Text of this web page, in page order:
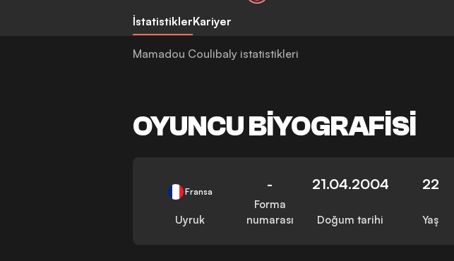
İstatistiklerKariyer
Mamadou Coulibaly istatistikleri
OYUNCU BIYOGRAFISI
Fransa
Uyruk
-
Forma
numarası
21.04.2004
Doğum tarihi
22
Yaş